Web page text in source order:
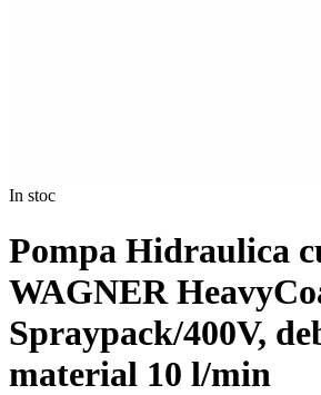
In stoc
Pompa Hidraulica
WAGNER
Spraypack/400V,
material 10 l/min